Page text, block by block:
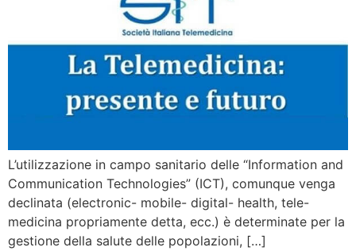
L’utilizzazione in campo sanitario delle “Information and
Communication Technologies” (ICT), comunque venga
declinata (electronic- mobile- digital- health, tele-
medicina propriamente detta, ecc.) è determinate per la
gestione della salute delle popolazioni, […]